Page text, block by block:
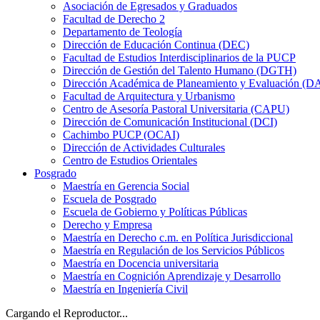
Asociación de Egresados y Graduados
Facultad de Derecho 2
Departamento de Teología
Dirección de Educación Continua (DEC)
Facultad de Estudios Interdisciplinarios de la PUCP
Dirección de Gestión del Talento Humano (DGTH)
Dirección Académica de Planeamiento y Evaluación
Facultad de Arquitectura y Urbanismo
Centro de Asesoría Pastoral Universitaria (CAPU)
Dirección de Comunicación Institucional (DCI)
Cachimbo PUCP (OCAI)
Dirección de Actividades Culturales
Centro de Estudios Orientales
Posgrado
Maestría en Gerencia Social
Escuela de Posgrado
Escuela de Gobierno y Políticas Públicas
Derecho y Empresa
Maestría en Derecho c.m. en Política Jurisdiccional
Maestría en Regulación de los Servicios Públicos
Maestría en Docencia universitaria
Maestría en Cognición Aprendizaje y Desarrollo
Maestría en Ingeniería Civil
Cargando el Reproductor...